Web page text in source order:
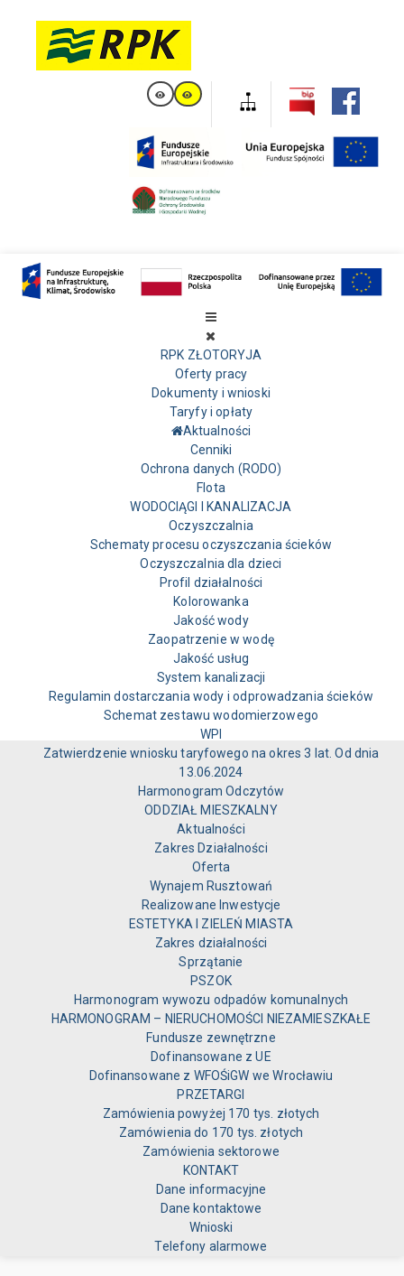
RPK ZŁOTORYJA
Oferty pracy
Dokumenty i wnioski
Taryfy i opłaty
Aktualności
Cenniki
Ochrona danych (RODO)
Flota
WODOCIĄGI I KANALIZACJA
Oczyszczalnia
Schematy procesu oczyszczania ścieków
Oczyszczalnia dla dzieci
Profil działalności
Kolorowanka
Jakość wody
Zaopatrzenie w wodę
Jakość usług
System kanalizacji
Regulamin dostarczania wody i odprowadzania ścieków
Schemat zestawu wodomierzowego
WPI
Zatwierdzenie wniosku taryfowego na okres 3 lat. Od dnia
13.06.2024
Harmonogram Odczytów
ODDZIAŁ MIESZKALNY
Aktualności
Zakres Działalności
Oferta
Wynajem Rusztowań
Realizowane Inwestycje
ESTETYKA I ZIELEŃ MIASTA
Zakres działalności
Sprzątanie
PSZOK
Harmonogram wywozu odpadów komunalnych
HARMONOGRAM – NIERUCHOMOŚCI NIEZAMIESZKAŁE
Fundusze zewnętrzne
Dofinansowane z UE
Dofinansowane z WFOŚiGW we Wrocławiu
PRZETARGI
Zamówienia powyżej 170 tys. złotych
Zamówienia do 170 tys. złotych
Zamówienia sektorowe
KONTAKT
Dane informacyjne
Dane kontaktowe
Wnioski
Telefony alarmowe